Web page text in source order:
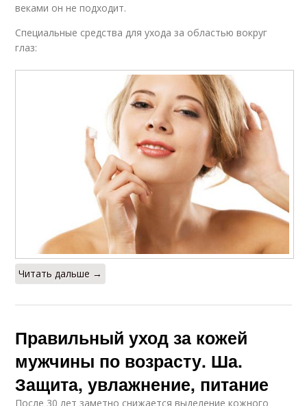
веками он не подходит.
Специальные средства для ухода за областью вокруг
глаз:
Читать дальше →
Правильный уход за кожей
мужчины по возрасту. Ша.
Защита, увлажнение, питание
После 30 лет заметно снижается выделение кожного